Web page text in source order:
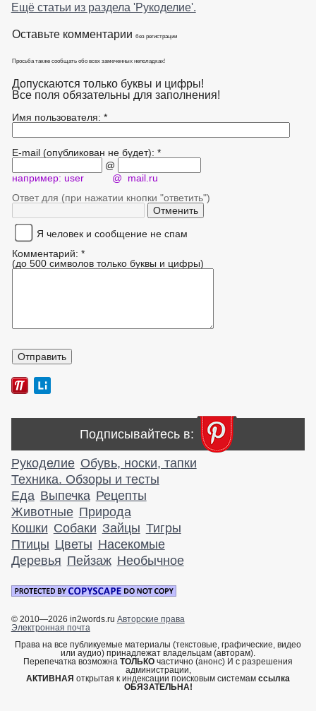
Ещё статьи из раздела 'Рукоделие'.
Оставьте комментарии без регистрации
Просьба также сообщать обо всех замеченных неполадках!
Допускаются только буквы и цифры!
Все поля обязательны для заполнения!
Имя пользователя: *
E-mail (опубликован не будет): *
@
например: user @ mail.ru
Ответ для (при нажатии кнопки "ответить")
Я человек и сообщение не спам
Комментарий: *
(до 500 символов только буквы и цифры)
Подписывайтесь в:
Рукоделие Обувь, носки, тапки
Техника. Обзоры и тесты
Еда Выпечка Рецепты
Животные Природа
Кошки Собаки Зайцы Тигры
Птицы Цветы Насекомые
Деревья Пейзаж Необычное
© 2010—2026 in2words.ru Авторские права
Электронная почта
Права на все публикуемые материалы (текстовые, графические, видео
или аудио) принадлежат владельцам (авторам).
Перепечатка возможна ТОЛЬКО частично (анонс) И с разрешения
администрации,
АКТИВНАЯ открытая к индексации поисковым системам ссылка
ОБЯЗАТЕЛЬНА!